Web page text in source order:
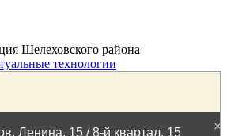
Шелеховского района
технологии